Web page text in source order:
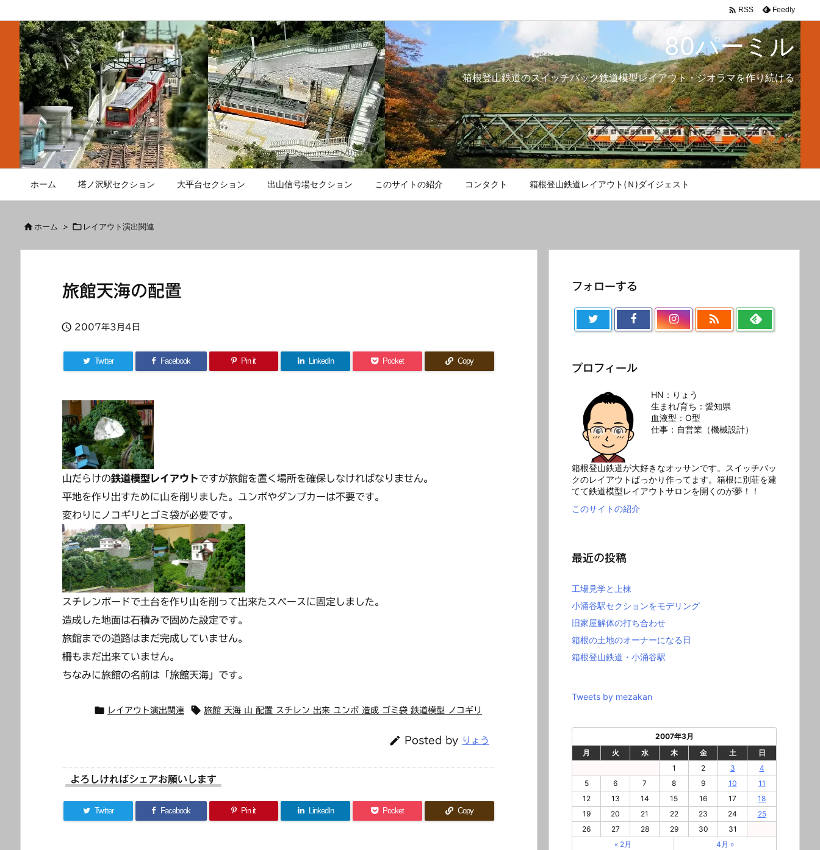
80パーミル
箱根登山鉄道のスイッチバック鉄道模型レイアウト・ジオラマを作り続ける
ホーム 塔ノ沢駅セクション 大平台セクション 出山信号場セクション このサイトの紹介 コンタクト 箱根登山鉄道レイアウト(Ｎ)ダイジェスト
 RSS Feedly
 ホーム >  レイアウト演出関連
旅館天海の配置
 2007年3月4日
Twitter Facebook Pin it LinkedIn Pocket Copy
山だらけの鉄道模型レイアウトですが旅館を置く場所を確保しなければなりません。
平地を作り出すために山を削りました。ユンボやダンプカーは不要です。
変わりにノコギリとゴミ袋が必要です。
スチレンボードで土台を作り山を削って出来たスペースに固定しました。
造成した地面は石積みで固めた設定です。
旅館までの道路はまだ完成していません。
柵もまだ出来ていません。
ちなみに旅館の名前は「旅館天海」です。
 レイアウト演出関連  旅館 天海 山 配置 スチレン 出来 ユンボ 造成 ゴミ袋 鉄道模型 ノコギリ
 Posted by りょう
よろしければシェアお願いします
Twitter Facebook Pin it LinkedIn Pocket Copy
フォローする

プロフィール
HN：りょう
生まれ/育ち：愛知県
血液型：O型
仕事：自営業（機械設計）
箱根登山鉄道が大好きなオッサンです。スイッチバッ
クのレイアウトばっかり作ってます。箱根に別荘を建
てて鉄道模型レイアウトサロンを開くのが夢！！
このサイトの紹介
最近の投稿
工場見学と上棟
小涌谷駅セクションをモデリング
旧家屋解体の打ち合わせ
箱根の土地のオーナーになる日
箱根登山鉄道・小涌谷駅
Tweets by mezakan
2007年3月
月
火 水 木 金 土
日
1
2 3
4
5
6 7 8 9 10
11
12
13 14 15 16 17
18
19
20 21 22 23 24
25
26
27 28 29 30
31
« 2月
4月 »